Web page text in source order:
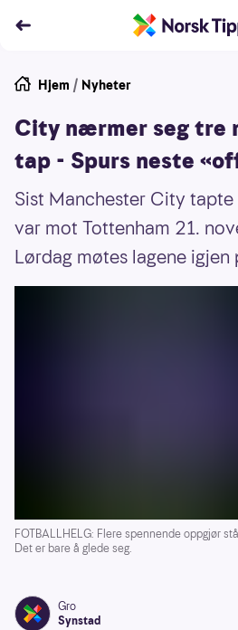
Hjem / Nyheter
City nærmer seg tre
tap - Spurs neste
Sist Manchester City
var mot Tottenham 21.
Lørdag møtes lagene igjen
FOTBALLHELG: Flere spennende oppgjør
Det er bare å glede seg.
Gro
Synstad